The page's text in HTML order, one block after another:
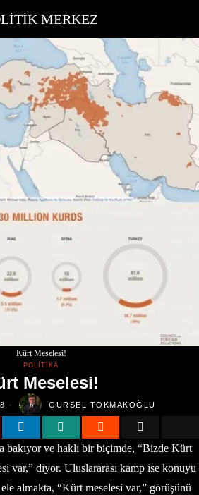
MERKEZ
Kürt Meselesi!
POLITIKA
Meselesi!
GÜRSEL TOKMAKOĞLU
bakıyor ve haklı bir biçimde, “Bizde Kürt
var,” diyor. Uluslararası kamp ise konuyu
almakta, “Kürt meselesi var,” görüşünü